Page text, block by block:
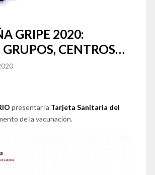
GRIPE 2020:
GRUPOS, CENTROS…
presentar la Tarjeta Sanitaria del
de la vacunación.